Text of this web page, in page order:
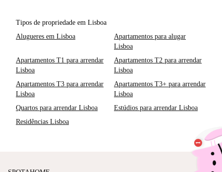
Tipos de propriedade em Lisboa
Alugueres em Lisboa
Apartamentos para alugar
Lisboa
Apartamentos T1 para arrendar
Lisboa
Apartamentos T2 para arrendar
Lisboa
Apartamentos T3 para arrendar
Lisboa
Apartamentos T3+ para arrendar
Lisboa
Quartos para arrendar Lisboa
Estúdios para arrendar Lisboa
Residências Lisboa